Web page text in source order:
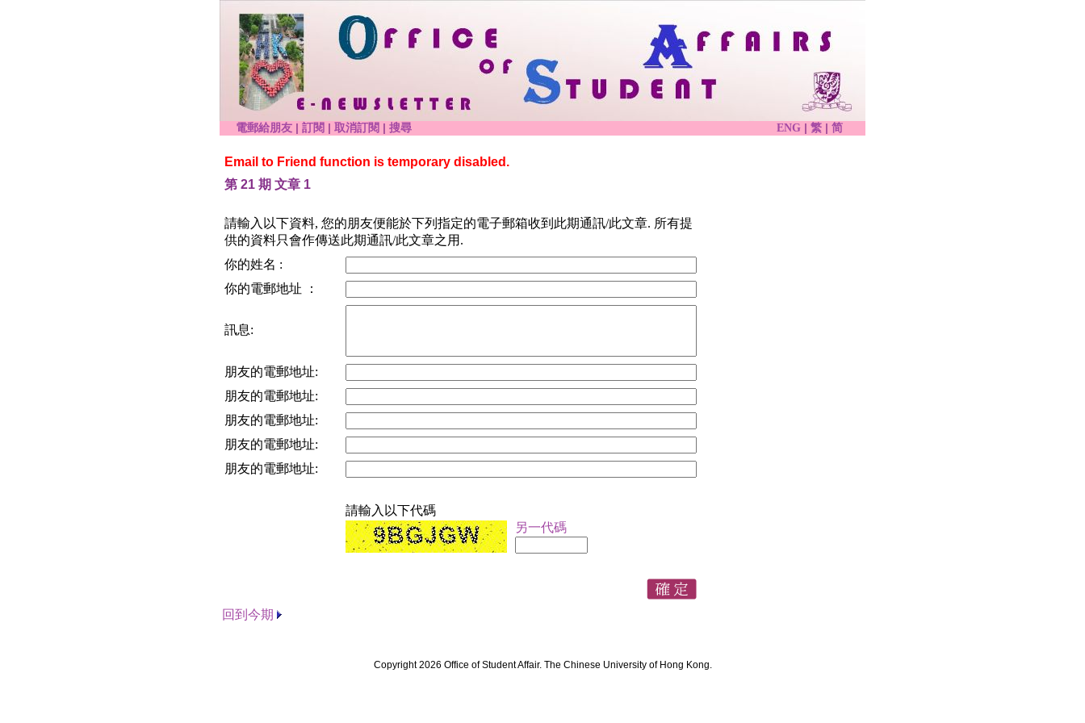
電郵給朋友 | 訂閱 | 取消訂閱 | 搜尋 ENG | 繁 | 简
Email to Friend function is temporary disabled.
第 21 期 文章 1
請輸入以下資料, 您的朋友便能於下列指定的電子郵箱收到此期通訊/此文章. 所有提
供的資料只會作傳送此期通訊/此文章之用.
你的姓名 :
你的電郵地址 ：
訊息:
朋友的電郵地址:
朋友的電郵地址:
朋友的電郵地址:
朋友的電郵地址:
朋友的電郵地址:
請輸入以下代碼
另一代碼
回到今期
Copyright 2026 Office of Student Affair. The Chinese University of Hong Kong.